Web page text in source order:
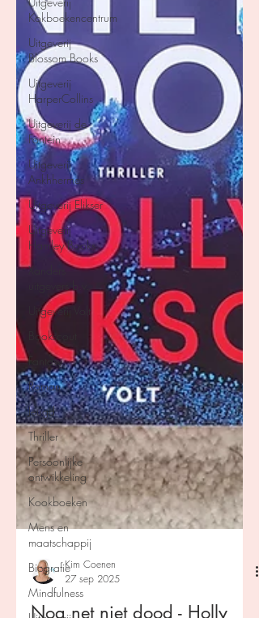
Kokboekencentrum
Uitgeverij
Blossom Books
Uitgeverij
HarperCollins
Uitgeverij de
Fontein
Uitgeverij
Ankhhermes
Uitgeverij Elikser
Uitgeverij
Hamley Books
Xanders
uitgevers b.v.
Uitgeverij Volt
Bookscout
Fantasy
Roman
Jeugd
Thriller
Persoonlijke
ontwikkeling
Kookboeken
Mens en
maatschappij
Biografie
Mindfulness
Kim Coenen